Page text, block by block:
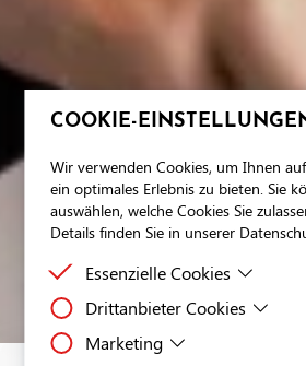
COOKIE-
Wir verwenden Cookies, um Ihnen
ein optimales Erlebnis zu bieten. Sie
auswählen, welche Cookies Sie
Details finden Sie in unserer
Essenzielle Cookies
Essenzielle Cookies sind Cookies,
werden.
Drittanbieter Cookies
Drittanbieter Cookies sind
Marketing